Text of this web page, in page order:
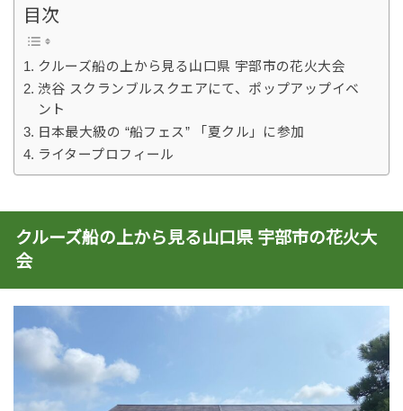
目次
クルーズ船の上から見る山口県 宇部市の花火大会
渋谷 スクランブルスクエアにて、ポップアップイベ
ント
日本最大級の “船フェス” 「夏クル」に参加
ライタープロフィール
クルーズ船の上から見る山口県 宇部市の花火大
会